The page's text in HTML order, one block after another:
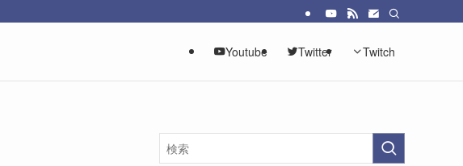
Youtube Twitter Twitch